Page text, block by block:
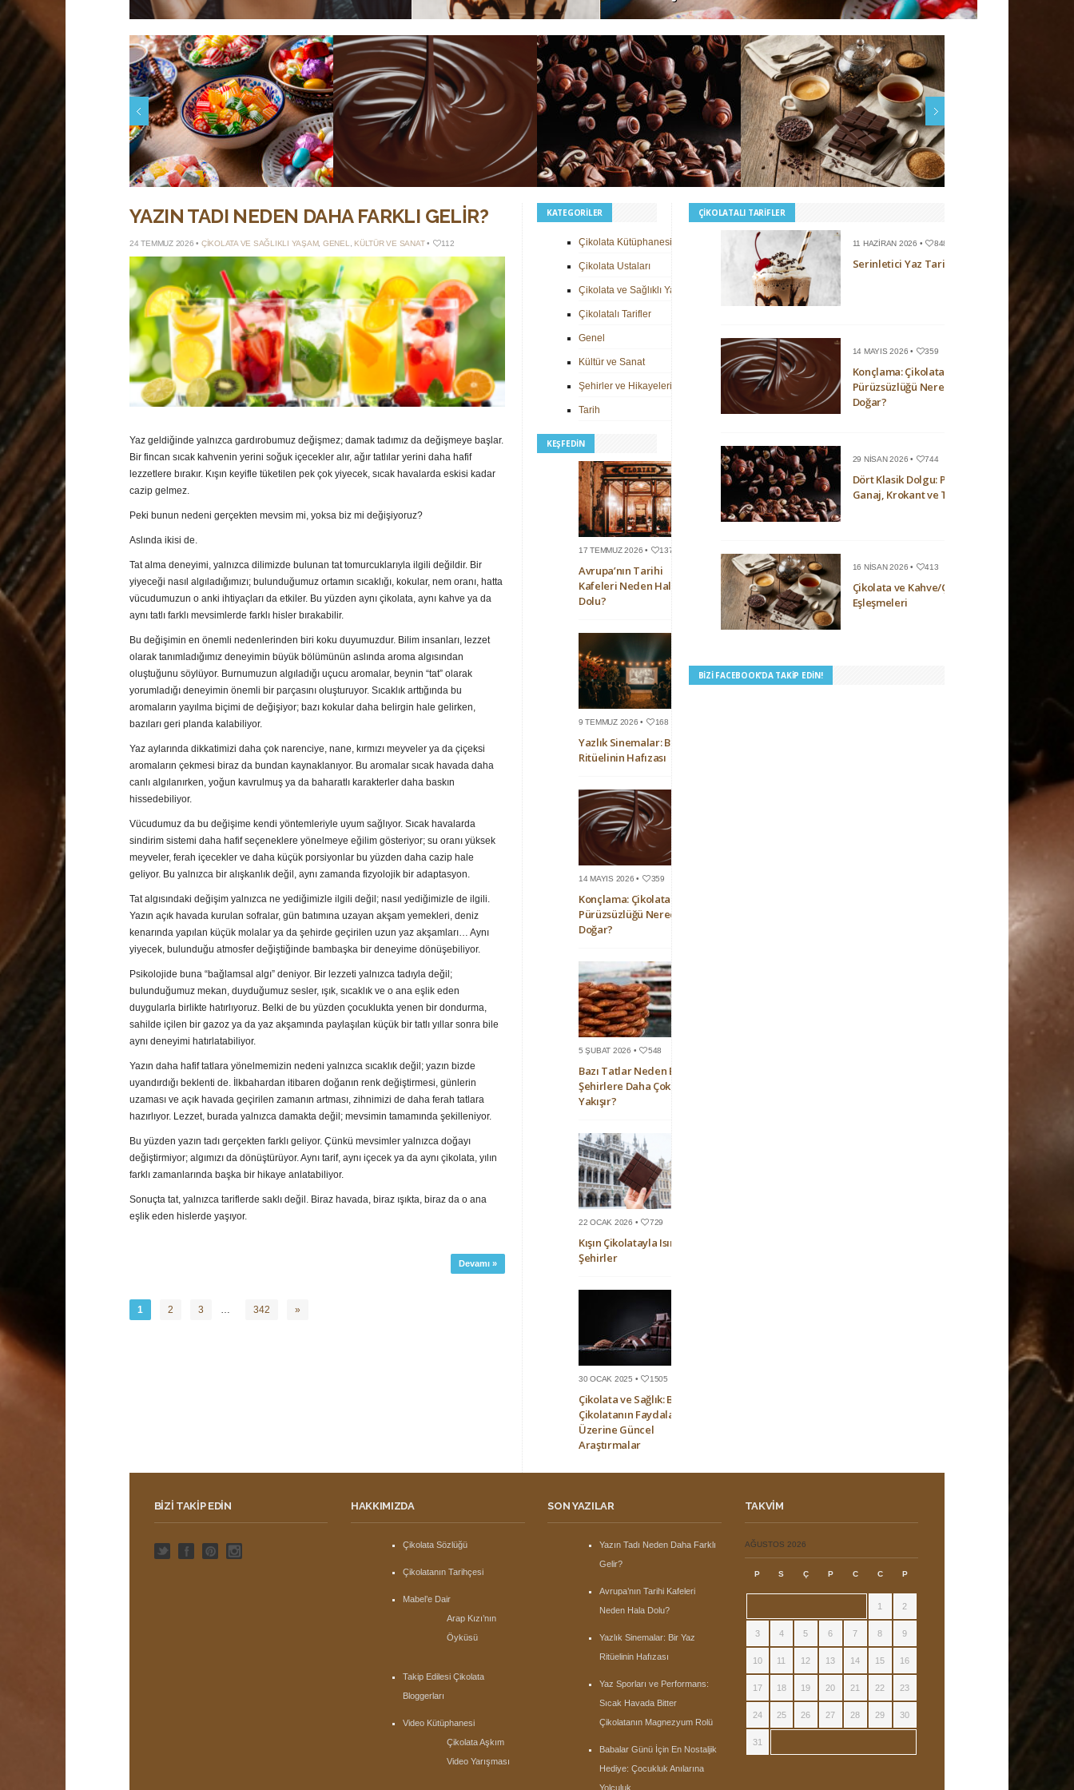
21 MAYIS 2026 • 335
Bayram Şekerinden Çikolataya:
İkram Tepsisinin Sessiz Dönüşümü
14 MAYIS 2026 • 359
Konçlama: Çikolatanın Pürüzsüzlüğü
Nerede Doğar?
29 NISAN 2026 • 744
Dört Klasik Dolgu: Pralin, Ganaj,
Krokant ve Trüf
Çikolata ve Kahve/Çay Eşleşmeleri
YAZIN TADI NEDEN DAHA FARKLI GELIR?
24 TEMMUZ 2026 • ÇIKOLATA VE SAĞLIKLI YAŞAM, GENEL KÜLTÜR VE SANAT• 112
Yaz geldiğinde yalnızca gardırobumuz değişmez; damak tadımız da değişmeye başlar.
Bir fincan sıcak kahvenin yerini soğuk içecekler alır, ağır tatlılar yerini daha hafif
lezzetlere bırakır. Kışın keyifle tüketilen pek çok yiyecek, sıcak havalarda eskisi kadar
cazip gelmez.
Peki bunun nedeni gerçekten mevsim mi, yoksa biz mi değişiyoruz?
Aslında ikisi de.
Tat alma deneyimi, yalnızca dilimizde bulunan tat tomurcuklarıyla ilgili değildir. Bir
yiyeceği nasıl algıladığımızı; bulunduğumuz ortamın sıcaklığı, kokular, nem oranı, hatta
vücudumuzun o anki ihtiyaçları da etkiler. Bu yüzden aynı çikolata, aynı kahve ya da
aynı tatlı farklı mevsimlerde farklı hisler bırakabilir.
Bu değişimin en önemli nedenlerinden biri koku duyumuzdur. Bilim insanları, lezzet
olarak tanımladığımız deneyimin büyük bölümünün aslında aroma algısından
oluştuğunu söylüyor. Burnumuzun algıladığı uçucu aromalar, beynin “tat” olarak
yorumladığı deneyimin önemli bir parçasını oluşturuyor. Sıcaklık arttığında bu
aromaların yayılma biçimi de değişiyor; bazı kokular daha belirgin hale gelirken,
bazıları geri planda kalabiliyor.
Yaz aylarında dikkatimizi daha çok narenciye, nane, kırmızı meyveler ya da çiçeksi
aromaların çekmesi biraz da bundan kaynaklanıyor. Bu aromalar sıcak havada daha
canlı algılanırken, yoğun kavrulmuş ya da baharatlı karakterler daha baskın
hissedebiliyor.
Vücudumuz da bu değişime kendi yöntemleriyle uyum sağlıyor. Sıcak havalarda
sindirim sistemi daha hafif seçeneklere yönelmeye eğilim gösteriyor; su oranı yüksek
meyveler, ferah içecekler ve daha küçük porsiyonlar bu yüzden daha cazip hale
geliyor. Bu yalnızca bir alışkanlık değil, aynı zamanda fizyolojik bir adaptasyon.
Tat algısındaki değişim yalnızca ne yediğimizle ilgili değil; nasıl yediğimizle de ilgili.
Yazın açık havada kurulan sofralar, gün batımına uzayan akşam yemekleri, deniz
kenarında yapılan küçük molalar ya da şehirde geçirilen uzun yaz akşamları… Aynı
yiyecek, bulunduğu atmosfer değiştiğinde bambaşka bir deneyime dönüşebiliyor.
Psikolojide buna “bağlamsal algı” deniyor. Bir lezzeti yalnızca tadıyla değil;
bulunduğumuz mekan, duyduğumuz sesler, ışık, sıcaklık ve o ana eşlik eden
duygularla birlikte hatırlıyoruz. Belki de bu yüzden çocuklukta yenen bir dondurma,
sahilde içilen bir gazoz ya da yaz akşamında paylaşılan küçük bir tatlı yıllar sonra bile
aynı deneyimi hatırlatabiliyor.
Yazın daha hafif tatlara yönelmemizin nedeni yalnızca sıcaklık değil; yazın bizde
uyandırdığı beklenti de. İlkbahardan itibaren doğanın renk değiştirmesi, günlerin
uzaması ve açık havada geçirilen zamanın artması, zihnimizi de daha ferah tatlara
hazırlıyor. Lezzet, burada yalnızca damakta değil; mevsimin tamamında şekilleniyor.
Bu yüzden yazın tadı gerçekten farklı geliyor. Çünkü mevsimler yalnızca doğayı
değiştirmiyor; algımızı da dönüştürüyor. Aynı tarif, aynı içecek ya da aynı çikolata, yılın
farklı zamanlarında başka bir hikaye anlatabiliyor.
Sonuçta tat, yalnızca tariflerde saklı değil. Biraz havada, biraz ışıkta, biraz da o ana
eşlik eden hislerde yaşıyor.
Devamı »
1 2 3 … 342 »
KATEGORILER
Çikolata Kütüphanesi
Çikolata Ustaları
Çikolata ve Sağlıklı Yaşam
Çikolatalı Tarifler
Genel
Kültür ve Sanat
Şehirler ve Hikayeleri
Tarih
KEŞFEDIN
17 TEMMUZ 2026 • 137
Avrupa’nın Tarihi
Kafeleri Neden Hala
Dolu?
9 TEMMUZ 2026 • 168
Yazlık Sinemalar: Bir Yaz
Ritüelinin Hafızası
14 MAYIS 2026 • 359
Konçlama: Çikolatanın
Pürüzsüzlüğü Nerede
Doğar?
5 ŞUBAT 2026 • 548
Bazı Tatlar Neden Bazı
Şehirlere Daha Çok
Yakışır?
22 OCAK 2026 • 729
Kışın Çikolatayla Isınan
Şehirler
30 OCAK 2025 • 1505
Çikolata ve Sağlık: Bitter
Çikolatanın Faydaları
Üzerine Güncel
Araştırmalar
ÇIKOLATALI TARIFLER
11 HAZIRAN 2026 • 848
Serinletici Yaz Tarifleri
14 MAYIS 2026 • 359
Konçlama: Çikolatanın
Pürüzsüzlüğü Nerede
Doğar?
29 NISAN 2026 • 744
Dört Klasik Dolgu: Pralin,
Ganaj, Krokant ve Trüf
16 NISAN 2026 • 413
Çikolata ve Kahve/Çay
Eşleşmeleri
BIZI FACEBOOK’DA TAKIP EDIN!
BIZI TAKIP EDIN HAKKIMIZDA
Çikolata Sözlüğü
Çikolatanın Tarihçesi
Mabel’e Dair
Arap Kızı’nın
Öyküsü
Takip Edilesi Çikolata
Bloggerları
Video Kütüphanesi
Çikolata Aşkım
Video Yarışması
SON YAZILAR
Yazın Tadı Neden Daha Farklı
Gelir?
Avrupa’nın Tarihi Kafeleri
Neden Hala Dolu?
Yazlık Sinemalar: Bir Yaz
Ritüelinin Hafızası
Yaz Sporları ve Performans:
Sıcak Havada Bitter
Çikolatanın Magnezyum Rolü
Babalar Günü İçin En Nostaljik
Hediye: Çocukluk Anılarına
Yolculuk
TAKVIM
AĞUSTOS 2026
P S Ç P C C P
1 2
3 4 5 6 7 8 9
10 11 12 13 14 15 16
17 18 19 20 21 22 23
24 25 26 27 28 29 30
31